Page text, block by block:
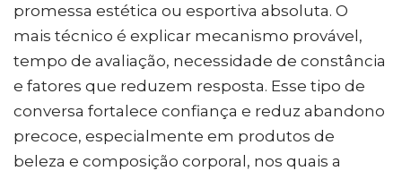
promessa estética ou esportiva absoluta. O
mais técnico é explicar mecanismo provável,
tempo de avaliação, necessidade de constância
e fatores que reduzem resposta. Esse tipo de
conversa fortalece confiança e reduz abandono
precoce, especialmente em produtos de
beleza e composição corporal, nos quais a